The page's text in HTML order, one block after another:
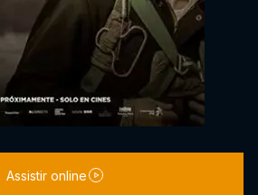
Assistir online